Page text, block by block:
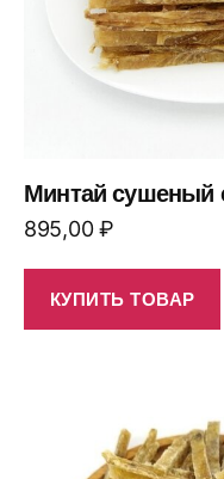
Минтай сушеный
895,00₽
КУПИТЬ ТОВАР